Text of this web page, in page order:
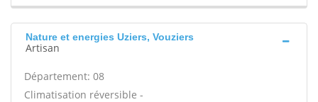
Nature et energies Uziers, Vouziers
Artisan
Département: 08
Climatisation réversible -